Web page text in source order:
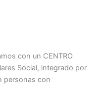
con un CENTRO
Social, integrado por
personas con